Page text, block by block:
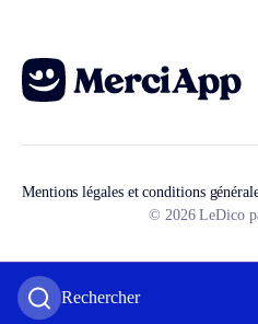
Rechercher
Mentions légales et conditions
© 2026 LeDico